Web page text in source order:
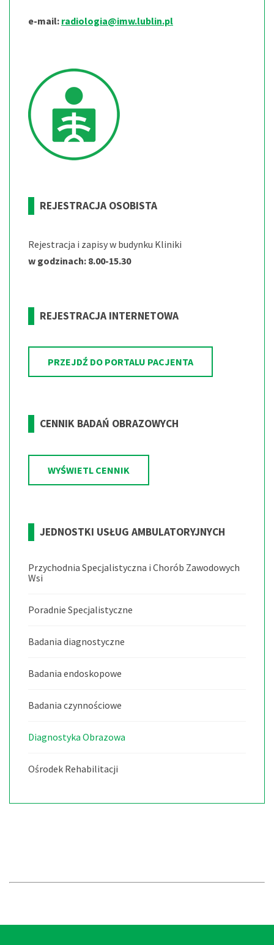
e-mail: radiologia@imw.lublin.pl
REJESTRACJA OSOBISTA
Rejestracja i zapisy w budynku Kliniki
w godzinach: 8.00-15.30
REJESTRACJA INTERNETOWA
PRZEJDŹ DO PORTALU PACJENTA
CENNIK BADAŃ OBRAZOWYCH
WYŚWIETL CENNIK
JEDNOSTKI USŁUG AMBULATORYJNYCH
Przychodnia Specjalistyczna i Chorób Zawodowych
Wsi
Poradnie Specjalistyczne
Badania diagnostyczne
Badania endoskopowe
Badania czynnościowe
Diagnostyka Obrazowa
Ośrodek Rehabilitacji